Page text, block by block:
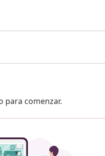
para comenzar.